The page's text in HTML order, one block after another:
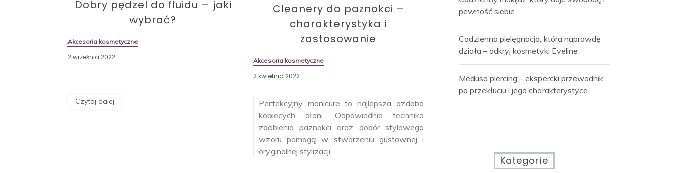
Dobry pędzel do fluidu – jaki
wybrać?
Akcesoria kosmetyczne
2 września 2022
Czytaj dalej
Cleanery do paznokci –
charakterystyka i
zastosowanie
Akcesoria kosmetyczne
2 kwietnia 2022
Perfekcyjny manicure to najlepsza ozdoba
kobiecych dłoni. Odpowiednia technika
zdobienia paznokci oraz dobór stylowego
wzoru pomogą w stworzeniu gustownej i
oryginalnej stylizacji.
pewność siebie
Codzienna pielęgnacja, która naprawdę
działa – odkryj kosmetyki Eveline
Medusa piercing – ekspercki przewodnik
po przekłuciu i jego charakterystyce
Kategorie